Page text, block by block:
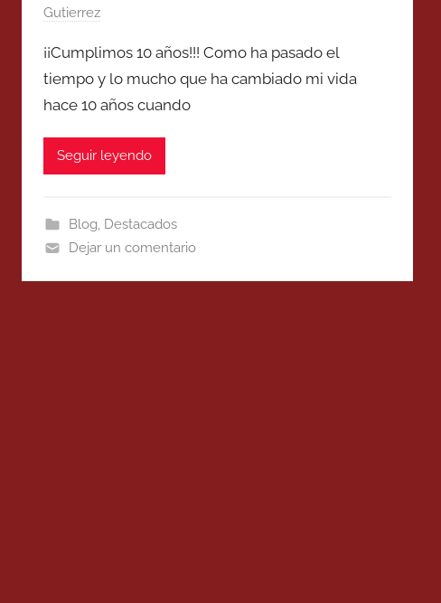
Gutierrez
¡¡Cumplimos 10 años!!! Como ha pasado el
tiempo y lo mucho que ha cambiado mi vida
hace 10 años cuando
Seguir leyendo
Blog, Destacados
Dejar un comentario